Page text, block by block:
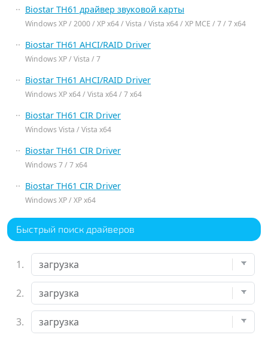
Biostar TH61 драйвер звуковой карты
Windows XP / 2000 / XP x64 / Vista / Vista x64 / XP MCE / 7 / 7 x64
Biostar TH61 AHCI/RAID Driver
Windows XP / Vista / 7
Biostar TH61 AHCI/RAID Driver
Windows XP x64 / Vista x64 / 7 x64
Biostar TH61 CIR Driver
Windows Vista / Vista x64
Biostar TH61 CIR Driver
Windows 7 / 7 x64
Biostar TH61 CIR Driver
Windows XP / XP x64
Быстрый поиск драйверов
1.
2.
3.